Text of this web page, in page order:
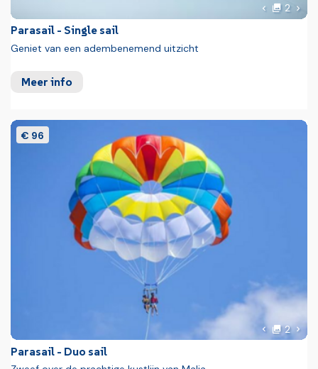
Parasail - Single sail
Geniet van een adembenemend uitzicht
Meer info
Vorige foto
2
Parasail - Duo sail
€ 96
Vorige foto
2